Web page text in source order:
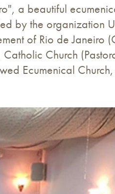
a beautiful
by the organization
of Rio de Janeiro
Church
Ecumenical